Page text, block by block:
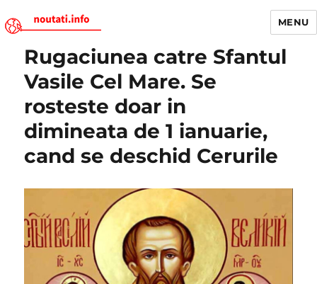
Noutati.Info
MENU
Rugaciunea catre Sfantul
Vasile Cel Mare. Se
rosteste doar in
dimineata de 1 ianuarie,
cand se deschid Cerurile